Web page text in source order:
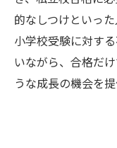
的なしつけといっ
小学校受験に対す
いながら、合格だ
うな成長の機会を提